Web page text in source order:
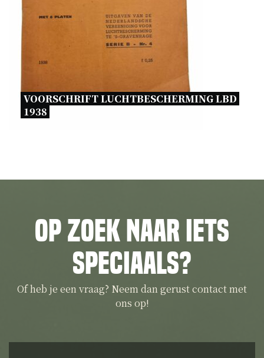
VOORSCHRIFT LUCHTBESCHERMING LBD
1938
Op zoek naar iets
speciaals?
Of heb je een vraag? Neem dan gerust contact met
ons op!